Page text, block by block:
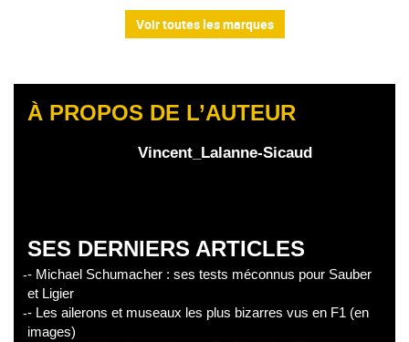
Voir toutes les marques
À PROPOS DE L’AUTEUR
Vincent_Lalanne-Sicaud
SES DERNIERS ARTICLES
- Michael Schumacher : ses tests méconnus pour Sauber
et Ligier
- Les ailerons et museaux les plus bizarres vus en F1 (en
images)